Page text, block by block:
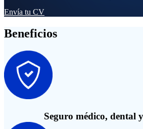
Envía tu CV
Beneficios
Seguro médico, dental